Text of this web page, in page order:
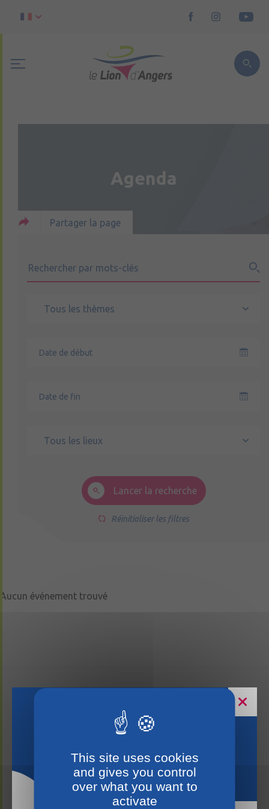
Agenda
Partager la page
Tous les thèmes
Tous les lieux
Lancer la recherche
Réinitialiser les filtres
Aucun événement trouvé
This site uses cookies
and gives you control
over what you want to
activate